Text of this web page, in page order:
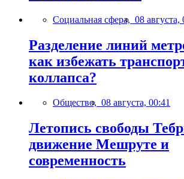
Социальная сфера, 08 августа,
Разделение линий
как избежать
коллапса?
Общество, 08 августа, 00:41
Летопись свободы
движение Мешруте и
современность